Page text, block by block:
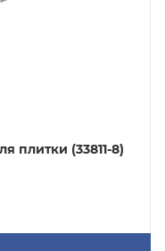
плитки (33811-8)